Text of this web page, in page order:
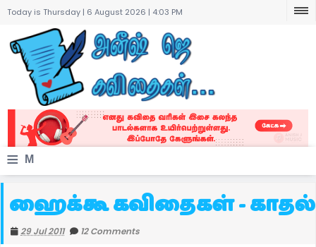
Today is Thursday | 6 August 2026 | 4:03 PM
≡ M
n
u
ஹைக்கூ கவிதைகள் - காதல்
29 Jul 2011 12 Comments